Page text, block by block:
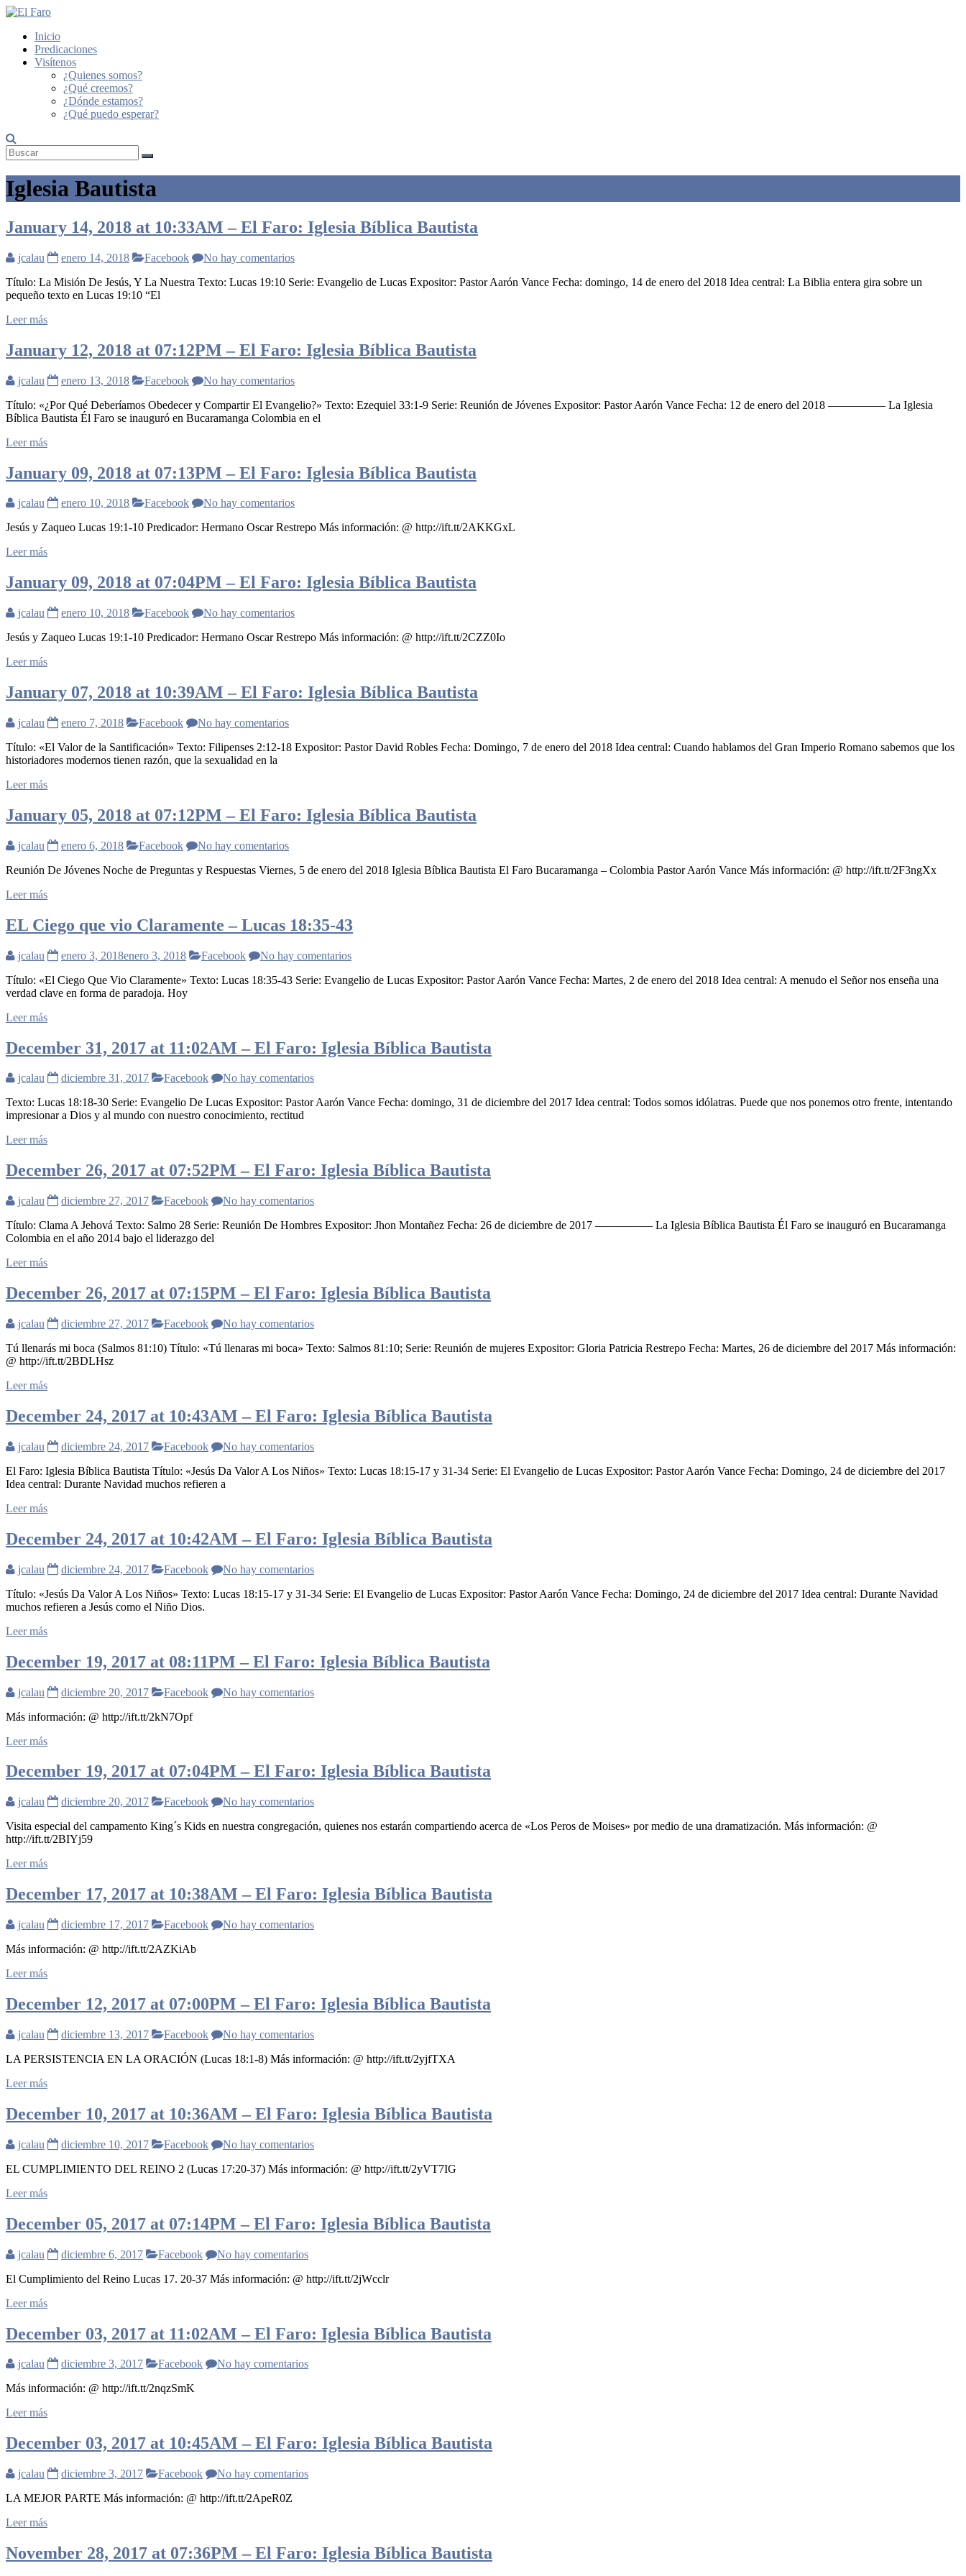
Saltar
contenido
Faro
Inicio
Predicaciones
Visítenos
¿Quienes somos?
¿Qué creemos?
¿Dónde estamos?
¿Qué puedo esperar?
Iglesia Bautista
January 14, 2018 at 10:33AM – El Faro: Iglesia Bíblica Bautista
jcalau enero 14, 2018 Facebook
No hay comentarios
Título: La Misión De Jesús, Y La Nuestra Texto: Lucas 19:10 Serie: Evangelio de Lucas Expositor: Pastor Aarón Vance Fecha: domingo, 14 de enero del 2018 Idea central: La Biblia entera gira sobre un
pequeño texto en Lucas 19:10 “El
Leer más
January 12, 2018 at 07:12PM – El Faro: Iglesia Bíblica Bautista
jcalau enero 13, 2018 Facebook
No hay comentarios
Título: «¿Por Qué Deberíamos Obedecer y Compartir El Evangelio?» Texto: Ezequiel 33:1-9 Serie: Reunión de Jóvenes Expositor: Pastor Aarón Vance Fecha: 12 de enero del 2018 ————— La Iglesia
Bíblica Bautista Él Faro se inauguró en Bucaramanga Colombia en el
Leer más
January 09, 2018 at 07:13PM – El Faro: Iglesia Bíblica Bautista
jcalau enero 10, 2018 Facebook
No hay comentarios
Jesús y Zaqueo Lucas 19:1-10 Predicador: Hermano Oscar Restrepo Más información: @ http://ift.tt/2AKKGxL
Leer más
January 09, 2018 at 07:04PM – El Faro: Iglesia Bíblica Bautista
jcalau enero 10, 2018 Facebook
No hay comentarios
Jesús y Zaqueo Lucas 19:1-10 Predicador: Hermano Oscar Restrepo Más información: @ http://ift.tt/2CZZ0Io
Leer más
January 07, 2018 at 10:39AM – El Faro: Iglesia Bíblica Bautista
jcalau enero 7, 2018 Facebook
No hay comentarios
Título: «El Valor de la Santificación» Texto: Filipenses 2:12-18 Expositor: Pastor David Robles Fecha: Domingo, 7 de enero del 2018 Idea central: Cuando hablamos del Gran Imperio Romano sabemos que los
historiadores modernos tienen razón, que la sexualidad en la
Leer más
January 05, 2018 at 07:12PM – El Faro: Iglesia Bíblica Bautista
jcalau enero 6, 2018 Facebook
No hay comentarios
Reunión De Jóvenes Noche de Preguntas y Respuestas Viernes, 5 de enero del 2018 Iglesia Bíblica Bautista El Faro Bucaramanga – Colombia Pastor Aarón Vance Más información: @ http://ift.tt/2F3ngXx
Leer más
EL Ciego que vio Claramente – Lucas 18:35-43
jcalau enero 3, 2018enero 3, 2018 Facebook
No hay comentarios
Título: «El Ciego Que Vio Claramente» Texto: Lucas 18:35-43 Serie: Evangelio de Lucas Expositor: Pastor Aarón Vance Fecha: Martes, 2 de enero del 2018 Idea central: A menudo el Señor nos enseña una
verdad clave en forma de paradoja. Hoy
Leer más
December 31, 2017 at 11:02AM – El Faro: Iglesia Bíblica Bautista
jcalau diciembre 31, 2017 Facebook
No hay comentarios
Texto: Lucas 18:18-30 Serie: Evangelio De Lucas Expositor: Pastor Aarón Vance Fecha: domingo, 31 de diciembre del 2017 Idea central: Todos somos idólatras. Puede que nos ponemos otro frente, intentando
impresionar a Dios y al mundo con nuestro conocimiento, rectitud
Leer más
December 26, 2017 at 07:52PM – El Faro: Iglesia Bíblica Bautista
jcalau diciembre 27, 2017 Facebook
No hay comentarios
Título: Clama A Jehová Texto: Salmo 28 Serie: Reunión De Hombres Expositor: Jhon Montañez Fecha: 26 de diciembre de 2017 ————— La Iglesia Bíblica Bautista Él Faro se inauguró en Bucaramanga
Colombia en el año 2014 bajo el liderazgo del
Leer más
December 26, 2017 at 07:15PM – El Faro: Iglesia Bíblica Bautista
jcalau diciembre 27, 2017 Facebook
No hay comentarios
Tú llenarás mi boca (Salmos 81:10) Título: «Tú llenaras mi boca» Texto: Salmos 81:10; Serie: Reunión de mujeres Expositor: Gloria Patricia Restrepo Fecha: Martes, 26 de diciembre del 2017 Más información:
@ http://ift.tt/2BDLHsz
Leer más
December 24, 2017 at 10:43AM – El Faro: Iglesia Bíblica Bautista
jcalau diciembre 24, 2017 Facebook
No hay comentarios
El Faro: Iglesia Bíblica Bautista Título: «Jesús Da Valor A Los Niños» Texto: Lucas 18:15-17 y 31-34 Serie: El Evangelio de Lucas Expositor: Pastor Aarón Vance Fecha: Domingo, 24 de diciembre del 2017
Idea central: Durante Navidad muchos refieren a
Leer más
December 24, 2017 at 10:42AM – El Faro: Iglesia Bíblica Bautista
jcalau diciembre 24, 2017 Facebook
No hay comentarios
Título: «Jesús Da Valor A Los Niños» Texto: Lucas 18:15-17 y 31-34 Serie: El Evangelio de Lucas Expositor: Pastor Aarón Vance Fecha: Domingo, 24 de diciembre del 2017 Idea central: Durante Navidad
muchos refieren a Jesús como el Niño Dios.
Leer más
December 19, 2017 at 08:11PM – El Faro: Iglesia Bíblica Bautista
jcalau diciembre 20, 2017 Facebook
No hay comentarios
Más información: @ http://ift.tt/2kN7Opf
Leer más
December 19, 2017 at 07:04PM – El Faro: Iglesia Bíblica Bautista
jcalau diciembre 20, 2017 Facebook
No hay comentarios
Visita especial del campamento King´s Kids en nuestra congregación, quienes nos estarán compartiendo acerca de «Los Peros de Moises» por medio de una dramatización. Más información: @
http://ift.tt/2BIYj59
Leer más
December 17, 2017 at 10:38AM – El Faro: Iglesia Bíblica Bautista
jcalau diciembre 17, 2017 Facebook
No hay comentarios
Más información: @ http://ift.tt/2AZKiAb
Leer más
December 12, 2017 at 07:00PM – El Faro: Iglesia Bíblica Bautista
jcalau diciembre 13, 2017 Facebook
No hay comentarios
LA PERSISTENCIA EN LA ORACIÓN (Lucas 18:1-8) Más información: @ http://ift.tt/2yjfTXA
Leer más
December 10, 2017 at 10:36AM – El Faro: Iglesia Bíblica Bautista
jcalau diciembre 10, 2017 Facebook
No hay comentarios
EL CUMPLIMIENTO DEL REINO 2 (Lucas 17:20-37) Más información: @ http://ift.tt/2yVT7IG
Leer más
December 05, 2017 at 07:14PM – El Faro: Iglesia Bíblica Bautista
jcalau diciembre 6, 2017 Facebook
No hay comentarios
El Cumplimiento del Reino Lucas 17. 20-37 Más información: @ http://ift.tt/2jWcclr
Leer más
December 03, 2017 at 11:02AM – El Faro: Iglesia Bíblica Bautista
jcalau diciembre 3, 2017 Facebook
No hay comentarios
Más información: @ http://ift.tt/2nqzSmK
Leer más
December 03, 2017 at 10:45AM – El Faro: Iglesia Bíblica Bautista
jcalau diciembre 3, 2017 Facebook
No hay comentarios
LA MEJOR PARTE Más información: @ http://ift.tt/2ApeR0Z
Leer más
November 28, 2017 at 07:36PM – El Faro: Iglesia Bíblica Bautista